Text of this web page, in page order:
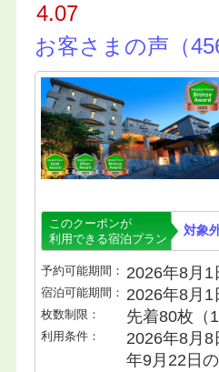
4.07
お客さまの声（
このクーポンが
利用できる宿泊プラン
対象
予約可能期間： 2026年8月
宿泊可能期間： 2026年8月
枚数制限： 先着80枚（
利用条件：
2026年8月
年9月22日